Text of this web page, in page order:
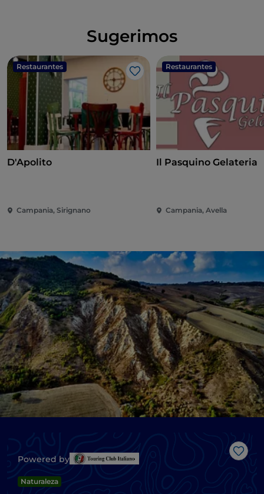
Sugerimos
Restaurantes
Me gusta
D'Apolito
Campania, Sirignano
Restaurantes
Il Pasquino Gelateria
Campania, Avella
Me
Powered by
Naturaleza